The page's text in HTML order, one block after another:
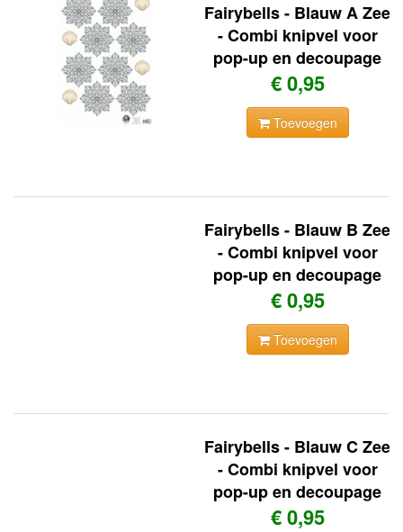
Fairybells - Blauw A Zee
- Combi knipvel voor
pop-up en decoupage
€ 0,95
Toevoegen
Fairybells - Blauw B Zee
- Combi knipvel voor
pop-up en decoupage
€ 0,95
Toevoegen
Fairybells - Blauw C Zee
- Combi knipvel voor
pop-up en decoupage
€ 0,95